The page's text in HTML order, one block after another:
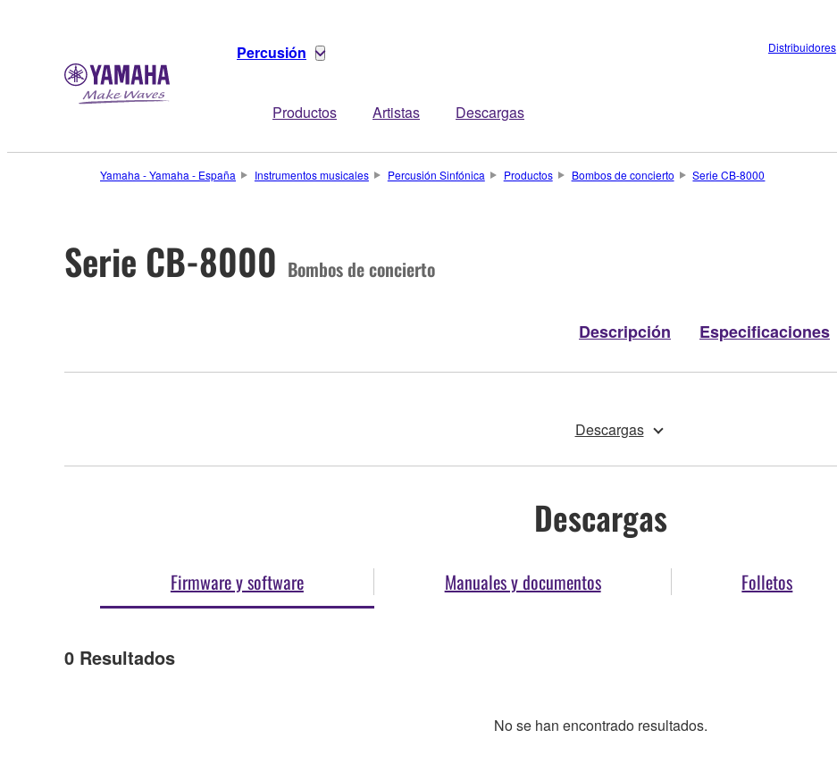
Percusión
Productos Artistas Descargas
Distribuidores
Yamaha - Yamaha - España Instrumentos musicales Percusión Sinfónica Productos Bombos de concierto Serie CB-8000
Serie CB-8000 Bombos de concierto
Descripción Especificaciones
Descargas
Descargas
Firmware y software Manuales y documentos Folletos
0 Resultados
No se han encontrado resultados.